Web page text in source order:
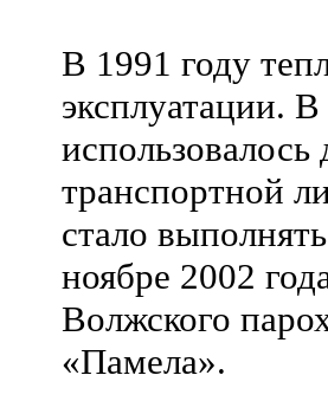
В 1991 году
эксплуатации.
транспортной
стало
ноябре 2002
Волжского
«Памела».